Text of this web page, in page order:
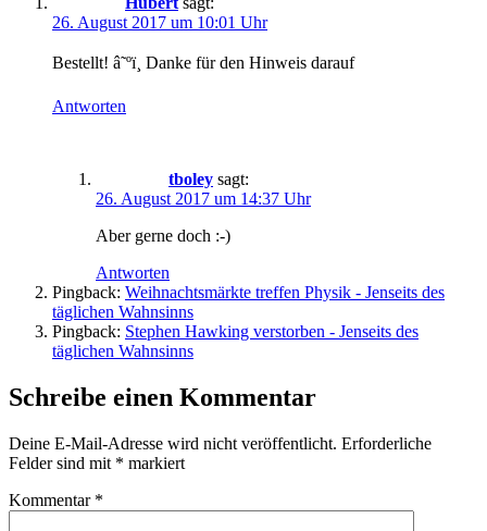
26. August 2017 um 10:01 Uhr
Bestellt! â˜ºï¸ Danke für den Hinweis darauf
Antworten
tboley sagt:
26. August 2017 um 14:37 Uhr
Aber gerne doch :-)
Antworten
Pingback: Weihnachtsmärkte treffen Physik - Jenseits des
täglichen Wahnsinns
Pingback: Stephen Hawking verstorben - Jenseits des
täglichen Wahnsinns
Schreibe einen Kommentar
Deine E-Mail-Adresse wird nicht veröffentlicht. Erforderliche
Felder sind mit * markiert
Kommentar *